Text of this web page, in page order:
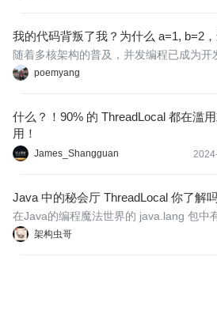
我的代码背叛了我？为什么 a=1, b=2
poemyang
随着多核架构的普及，并发编程已成为开
能。在学习过程中，开发者常会遇到这
模型
什么？！90% 的 ThreadLocal 都在滥
用！
James_Shangguan
Java 中的秘会厅 ThreadLocal 你了解
架构虫哥
在Java的编程魔法世界的 java.lang 包中
这使我们能够为当前线程单独存储数据